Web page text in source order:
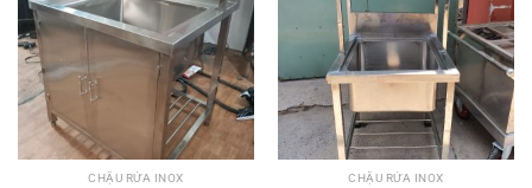
CHẬU RỬA INOX CHẬU RỬA INOX